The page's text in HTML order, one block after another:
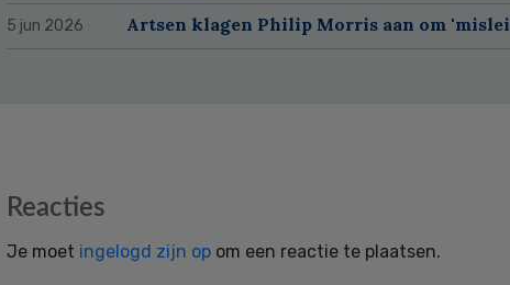
5 jun 2026 Artsen klagen Philip Morris aan om
Reacties
Je moet ingelogd zijn op om een reactie te plaatsen.